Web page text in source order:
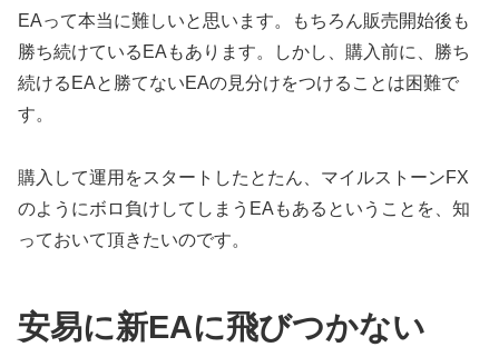
EAって本当に難しいと思います。もちろん販売開始後も
勝ち続けているEAもあります。しかし、購入前に、勝ち
続けるEAと勝てないEAの見分けをつけることは困難で
す。
購入して運用をスタートしたとたん、マイルストーンFX
のようにボロ負けしてしまうEAもあるということを、知
っておいて頂きたいのです。
安易に新EAに飛びつかない